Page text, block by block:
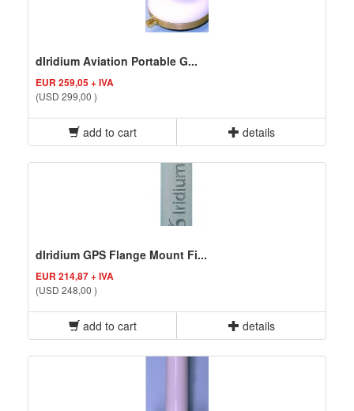
dIridium Aviation Portable G...
EUR 259,05 + IVA
(USD 299,00 )
add to cart details
dIridium GPS Flange Mount Fi...
EUR 214,87 + IVA
(USD 248,00 )
add to cart details